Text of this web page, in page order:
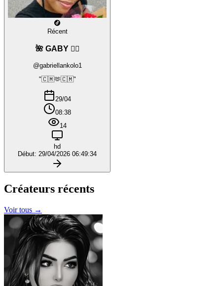
Récent
🌺 GABY ❤️‍🔥
@gabriellankolo1
"🇨🇲🫶🇨🇲"
29/04
08:38
14
hd
Début: 29/04/2026 06:49:34
Créateurs récents
Voir tous →